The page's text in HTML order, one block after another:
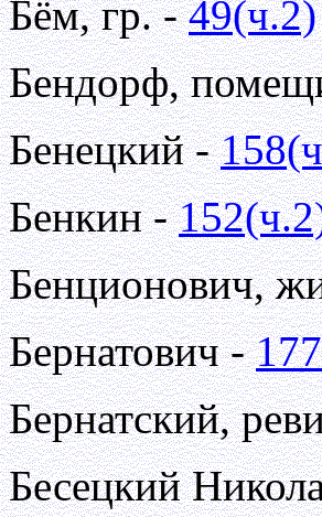
Бём, гр. -49(ч.2)
Бендорф,
Бенецкий -
Бенкин -
Бенционович,
Бернатович -
Бернатский,
Бесецкий